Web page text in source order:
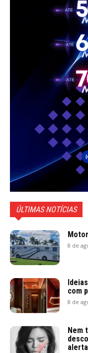
ÚLTIMAS NOTÍCIAS
8 de
com
8 de
Nem